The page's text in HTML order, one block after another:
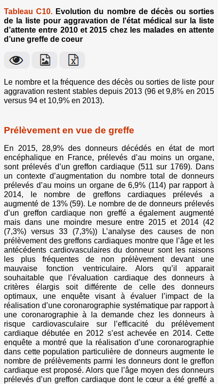
Tableau C10. Evolution du nombre de décès ou sorties
de la liste pour aggravation de l'état médical sur la liste
d’attente entre 2010 et 2015 chez les malades en attente
d’une greffe de coeur
Le nombre et la fréquence des décès ou sorties de liste pour
aggravation restent stables depuis 2013 (96 et 9,8% en 2015
versus 94 et 10,9% en 2013).
Prélèvement en vue de greffe
En 2015, 28,9% des donneurs décédés en état de mort
encéphalique en France, prélevés d’au moins un organe,
sont prélevés d’un greffon cardiaque (511 sur 1769). Dans
un contexte d’augmentation du nombre total de donneurs
prélevés d’au moins un organe de 6,9% (114) par rapport à
2014, le nombre de greffons cardiaques prélevés a
augmenté de 13% (59). Le nombre de de donneurs prélevés
d’un greffon cardiaque non greffé a également augmenté
mais dans une moindre mesure entre 2015 et 2014 (42
(7,3%) versus 33 (7,3%)) L’analyse des causes de non
prélèvement des greffons cardiaques montre que l’âge et les
antécédents cardiovasculaires du donneur sont les raisons
les plus fréquentes de non prélèvement devant une
mauvaise fonction ventriculaire. Alors qu’il apparait
souhaitable que l’évaluation cardiaque des donneurs à
critères élargis soit différente de celle des donneurs
optimaux, une enquête visant à évaluer l’impact de la
réalisation d’une coronarographie systématique par rapport à
une coronarographie à la demande chez les donneurs à
risque cardiovasculaire sur l’efficacité du prélèvement
cardiaque débutée en 2012 s’est achevée en 2014. Cette
enquête a montré que la réalisation d’une coronarographie
dans cette population particulière de donneurs augmente le
nombre de prélèvements parmi les donneurs dont le greffon
cardiaque est proposé. Alors que l’âge moyen des donneurs
prélevés d’un greffon cardiaque dont le cœur a été greffé a